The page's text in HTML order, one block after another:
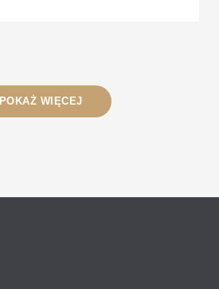
POKAŻ WIĘCEJ